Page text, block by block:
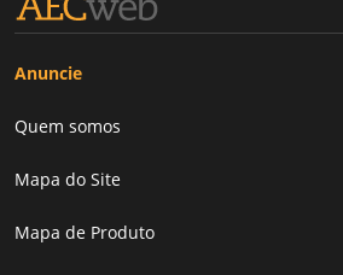
Anuncie
Quem somos
Mapa do Site
Mapa de Produto